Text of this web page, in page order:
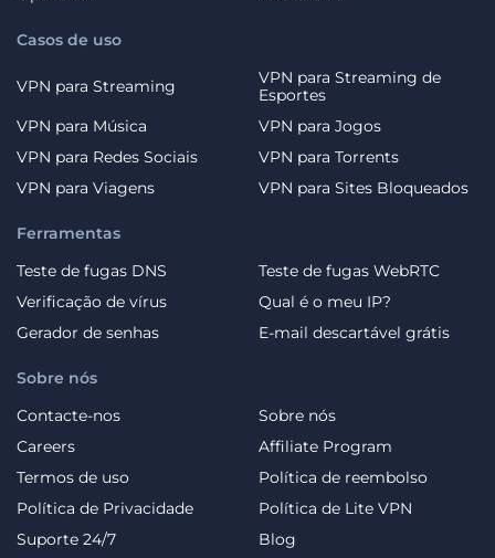
Casos de uso
VPN para Streaming
VPN para Streaming de
Esportes
VPN para Música
VPN para Jogos
VPN para Redes Sociais
VPN para Torrents
VPN para Viagens
VPN para Sites Bloqueados
Sobre nós
Contacte-nos
Sobre nós
Careers
Affiliate Program
Termos de uso
Política de reembolso
Política de Privacidade
Política de Lite VPN
Suporte 24/7
Blog
Ferramentas
Teste de fugas DNS
Teste de fugas WebRTC
Verificação de vírus
Qual é o meu IP?
Gerador de senhas
E-mail descartável grátis